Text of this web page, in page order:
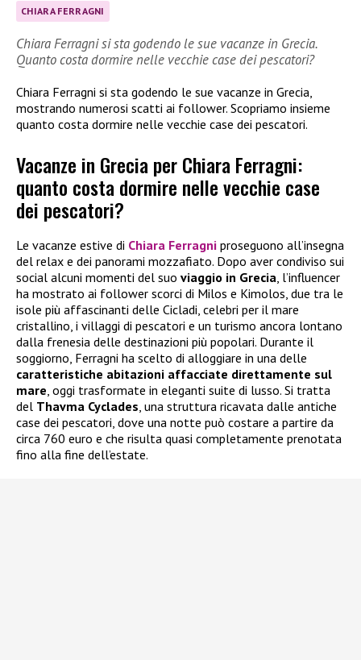
CHIARA FERRAGNI
Chiara Ferragni si sta godendo le sue vacanze in Grecia.
Quanto costa dormire nelle vecchie case dei pescatori?
Chiara Ferragni si sta godendo le sue vacanze in Grecia,
mostrando numerosi scatti ai follower. Scopriamo insieme
quanto costa dormire nelle vecchie case dei pescatori.
Vacanze in Grecia per Chiara Ferragni:
quanto costa dormire nelle vecchie case
dei pescatori?
Le vacanze estive di Chiara Ferragni proseguono all’insegna
del relax e dei panorami mozzafiato. Dopo aver condiviso sui
social alcuni momenti del suo viaggio in Grecia, l’influencer
ha mostrato ai follower scorci di Milos e Kimolos, due tra le
isole più affascinanti delle Cicladi, celebri per il mare
cristallino, i villaggi di pescatori e un turismo ancora lontano
dalla frenesia delle destinazioni più popolari. Durante il
soggiorno, Ferragni ha scelto di alloggiare in una delle
caratteristiche abitazioni affacciate direttamente sul
mare, oggi trasformate in eleganti suite di lusso. Si tratta
del Thavma Cyclades, una struttura ricavata dalle antiche
case dei pescatori, dove una notte può costare a partire da
circa 760 euro e che risulta quasi completamente prenotata
fino alla fine dell’estate.